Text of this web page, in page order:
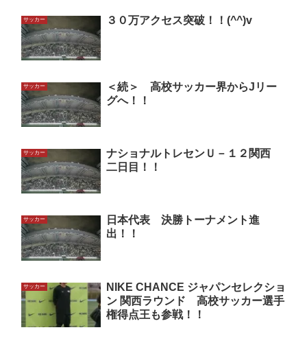
サッカー ３０万アクセス突破！！(^^)v
サッカー
＜続＞ 高校サッカー界からJリー
グへ！！
サッカー
ナショナルトレセンＵ－１２関西
二日目！！
サッカー
日本代表 決勝トーナメント進
出！！
サッカー
NIKE CHANCE ジャパンセレクショ
ン 関西ラウンド 高校サッカー選手
権得点王も参戦！！